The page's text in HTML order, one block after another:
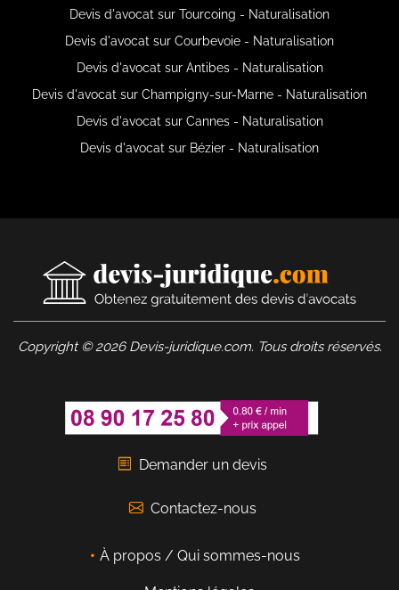
Devis d'avocat sur Tourcoing - Naturalisation
Devis d'avocat sur Courbevoie - Naturalisation
Devis d'avocat sur Antibes - Naturalisation
Devis d'avocat sur Champigny-sur-Marne - Naturalisation
Devis d'avocat sur Cannes - Naturalisation
Devis d'avocat sur Bézier - Naturalisation
Copyright © 2026 Devis-juridique.com. Tous droits réservés.
Demander un devis
Contactez-nous
À propos / Qui sommes-nous